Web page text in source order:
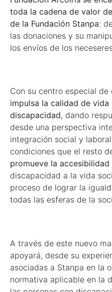
toda la cadena de valor
de la Fundación Stanpa:
las donaciones y su
los envíos de los
Con su centro especial de
impulsa la calidad de
discapacidad, dando
desde una perspectiva
integración social y
condiciones que el resto
promueve la accesibilidad
discapacidad a la vida
proceso de lograr la
todas las esferas de la
A través de este nuevo
apoyará, desde su
asociadas a Stanpa en la
normativa aplicable en la